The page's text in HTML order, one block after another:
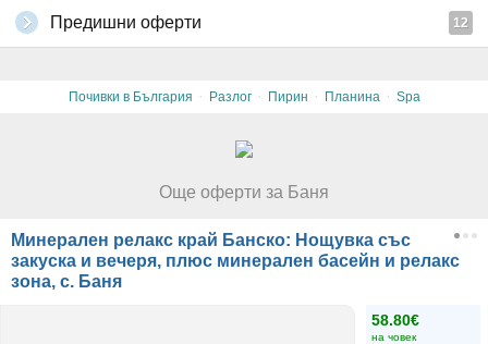
Предишни оферти 12
Почивки в България · Разлог · Пирин · Планина · Spa
Още оферти за Баня
Минерален релакс край Банско: Нощувка със
закуска и вечеря, плюс минерален басейн и релакс
зона, с. Баня
58.80€
на човек